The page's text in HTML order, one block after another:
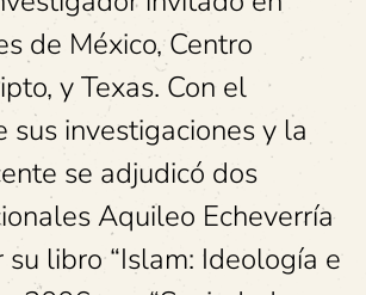
de México, Centro
y Texas. Con el
sus investigaciones y la
se adjudicó dos
Aquileo Echeverría
libro “Islam: Ideología e